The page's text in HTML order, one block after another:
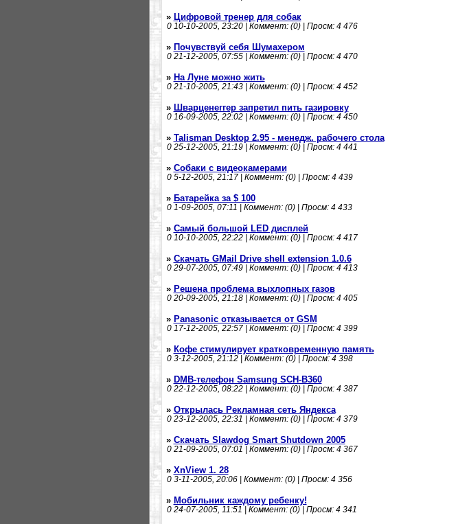
» Цифровой тренер для собак
010-10-2005, 23:20 | Коммент: (0) | Просм: 4 476
» Почувствуй себя Шумахером
021-12-2005, 07:55 | Коммент: (0) | Просм: 4 470
» На Луне можно жить
021-10-2005, 21:43 | Коммент: (0) | Просм: 4 452
» Шварценеггер запретил пить газировку
016-09-2005, 22:02 | Коммент: (0) | Просм: 4 450
» Talisman Desktop 2.95 - менедж. рабочего стола
025-12-2005, 21:19 | Коммент: (0) | Просм: 4 441
» Собаки с видеокамерами
05-12-2005, 21:17 | Коммент: (0) | Просм: 4 439
» Батарейка за $ 100
01-09-2005, 07:11 | Коммент: (0) | Просм: 4 433
» Самый большой LED дисплей
010-10-2005, 22:22 | Коммент: (0) | Просм: 4 417
» Скачать GMail Drive shell extension 1.0.6
029-07-2005, 07:49 | Коммент: (0) | Просм: 4 413
» Решена проблема выхлопных газов
020-09-2005, 21:18 | Коммент: (0) | Просм: 4 405
» Panasonic отказывается от GSM
017-12-2005, 22:57 | Коммент: (0) | Просм: 4 399
» Кофе стимулирует кратковременную память
03-12-2005, 21:12 | Коммент: (0) | Просм: 4 398
» DMB-телефон Samsung SCH-B360
022-12-2005, 08:22 | Коммент: (0) | Просм: 4 387
» Открылась Рекламная сеть Яндекса
023-12-2005, 22:31 | Коммент: (0) | Просм: 4 379
» Скачать Slawdog Smart Shutdown 2005
021-09-2005, 07:01 | Коммент: (0) | Просм: 4 367
» XnView 1. 28
03-11-2005, 20:06 | Коммент: (0) | Просм: 4 356
» Мобильник каждому ребенку!
024-07-2005, 11:51 | Коммент: (0) | Просм: 4 341